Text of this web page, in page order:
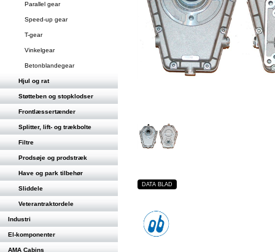
Parallel gear
Speed-up gear
T-gear
Vinkelgear
Betonblandegear
Hjul og rat
Støtteben og stopklodser
Frontlæssertænder
Splitter, lift- og trækbolte
Filtre
Prodsøje og prodstræk
Have og park tilbehør
Sliddele
Veterantraktordele
Industri
El-komponenter
AMA Cabins
DATA BLAD